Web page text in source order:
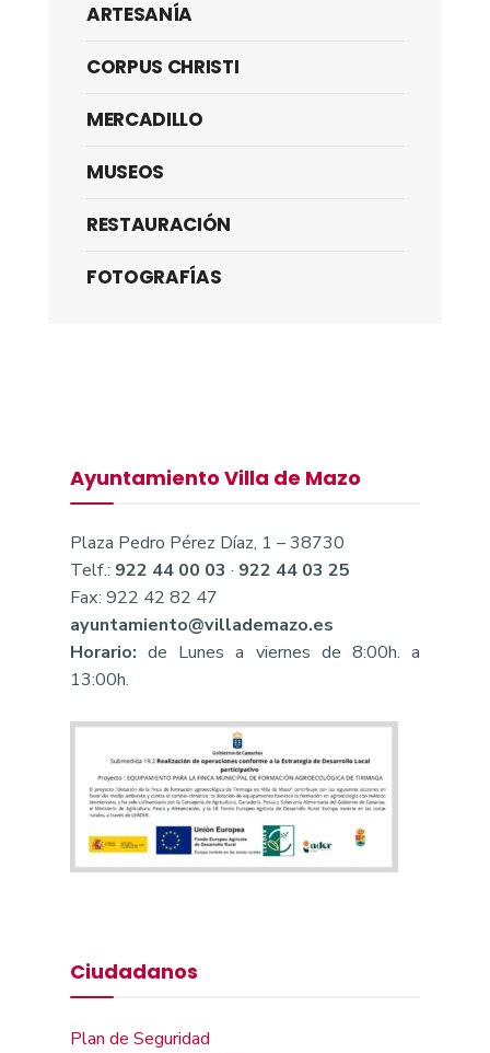
ARTESANÍA
CORPUS CHRISTI
MERCADILLO
MUSEOS
RESTAURACIÓN
FOTOGRAFÍAS
Ayuntamiento Villa de Mazo
Plaza Pedro Pérez Díaz, 1 – 38730
Telf.: 922 44 00 03 · 922 44 03 25
Fax: 922 42 82 47
ayuntamiento@villademazo.es
Horario: de Lunes a viernes de 8:00h. a
13:00h.
Ciudadanos
Plan de Seguridad